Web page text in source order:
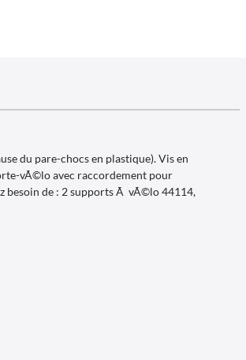
du pare-chocs en plastique). Vis en
vÃ©lo avec raccordement pour
besoin de : 2 supports Ã vÃ©lo 44114,